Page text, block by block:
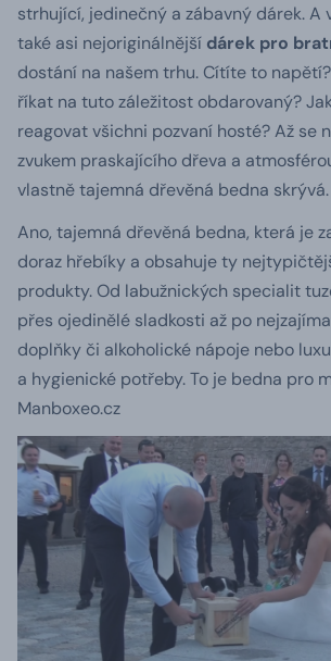
strhující, jedinečný a zábavný dárek. A
také asi nejoriginálnější dárek pro
dostání na našem trhu. Cítíte to
říkat na tuto záležitost obdarovaný?
reagovat všichni pozvaní hosté? Až se
zvukem praskajícího dřeva a
vlastně tajemná dřevěná bedna skrývá.
Ano, tajemná dřevěná bedna, která je
doraz hřebíky a obsahuje ty
produkty. Od labužnických specialit
přes ojedinělé sladkosti až po
doplňky či alkoholické nápoje nebo
a hygienické potřeby.To je bedna pro
Manboxeo.cz